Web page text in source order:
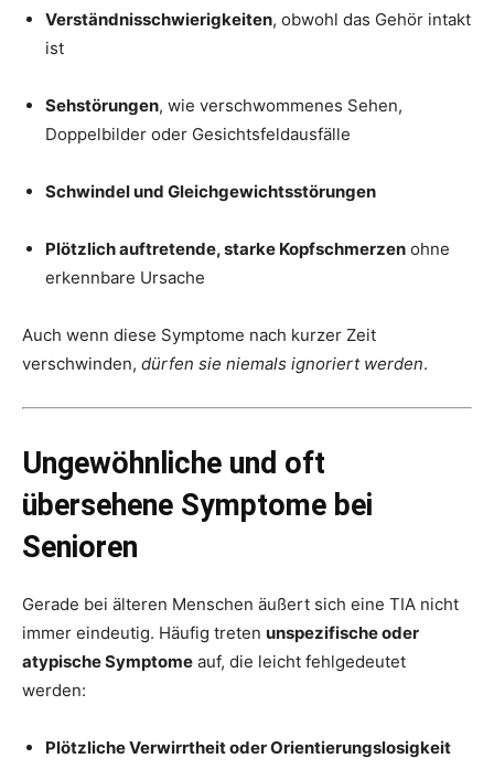
Verständnisschwierigkeiten, obwohl das Gehör intakt
ist
Sehstörungen, wie verschwommenes Sehen,
Doppelbilder oder Gesichtsfeldausfälle
Schwindel und Gleichgewichtsstörungen
Plötzlich auftretende, starke Kopfschmerzen ohne
erkennbare Ursache
Auch wenn diese Symptome nach kurzer Zeit
verschwinden, dürfen sie niemals ignoriert werden.
Ungewöhnliche und oft
übersehene Symptome bei
Senioren
Gerade bei älteren Menschen äußert sich eine TIA nicht
immer eindeutig. Häufig treten unspezifische oder
atypische Symptome auf, die leicht fehlgedeutet
werden:
Plötzliche Verwirrtheit oder Orientierungslosigkeit